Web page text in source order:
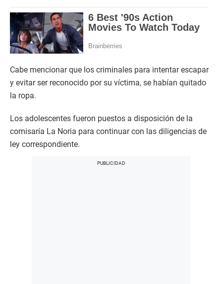
Cabe mencionar que los criminales para intentar escapar
y evitar ser reconocido por su víctima, se habían quitado
la ropa.
Los adolescentes fueron puestos a disposición de la
comisaría La Noria para continuar con las diligencias de
ley correspondiente.